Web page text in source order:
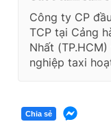
Công ty CP
TCP tại Cảng
Nhất
nghiệp taxi
Chia sẻ